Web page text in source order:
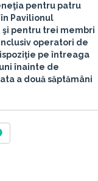
pentru patru
Pavilionul
şi pentru trei membri
operatori de
pe întreaga
înainte de
a două săptămâni